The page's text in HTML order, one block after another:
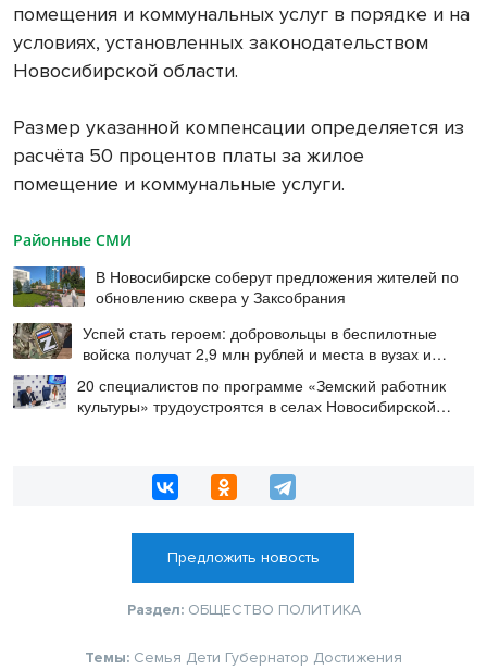
помещения и коммунальных услуг в порядке и на
условиях, установленных законодательством
Новосибирской области.
Размер указанной компенсации определяется из
расчёта 50 процентов платы за жилое
помещение и коммунальные услуги.
Районные СМИ
В Новосибирске соберут предложения жителей по
обновлению сквера у Заксобрания
Успей стать героем: добровольцы в беспилотные
войска получат 2,9 млн рублей и места в вузах и
20 специалистов по программе «Земский работник
культуры» трудоустроятся в селах Новосибирской
Предложить новость
Раздел: ОБЩЕСТВО ПОЛИТИКА
Темы: Семья Дети Губернатор Достижения